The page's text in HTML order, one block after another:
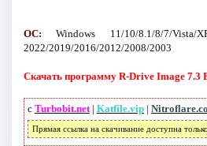
ОС: Windows 11/10/8.1/8/7/Vista/
2022/2019/2016/2012/2008/2003
Скачать программу R-Drive Image
с Turbobit.net| Katfile.vip|
Прямая ссылка на скачивание доступна